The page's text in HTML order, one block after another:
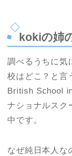
kokiの姉
調べるうちに気
校はどこ？と言
British School
ナショナルスク
中です。
なぜ純日本人な